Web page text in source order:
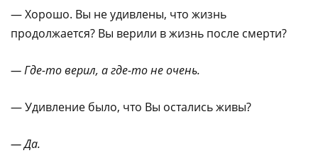
— Хорошо. Вы не удивлены, что жизнь
продолжается? Вы верили в жизнь после смерти?
— Где-то верил, а где-то не очень.
— Удивление было, что Вы остались живы?
— Да.